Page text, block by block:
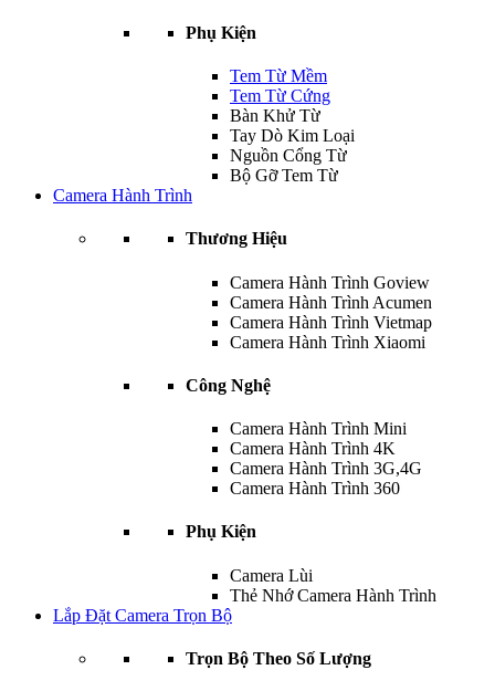
Phụ Kiện
Tem Từ Mềm
Tem Từ Cứng
Bàn Khử Từ
Tay Dò Kim Loại
Nguồn Cổng Từ
Bộ Gỡ Tem Từ
Camera Hành Trình
Thương Hiệu
Camera Hành Trình Goview
Camera Hành Trình Acumen
Camera Hành Trình Vietmap
Camera Hành Trình Xiaomi
Công Nghệ
Camera Hành Trình Mini
Camera Hành Trình 4K
Camera Hành Trình 3G,4G
Camera Hành Trình 360
Phụ Kiện
Camera Lùi
Thẻ Nhớ Camera Hành Trình
Lắp Đặt Camera Trọn Bộ
Trọn Bộ Theo Số Lượng